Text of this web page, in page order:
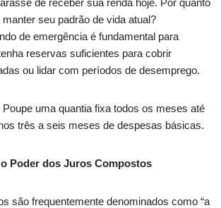
seu padrão de vida atual?
de emergência é fundamental para
reservas suficientes para cobrir
ou lidar com períodos de desemprego.
uma quantia fixa todos os meses até
três a seis meses de despesas básicas.
Poder dos Juros Compostos
são frequentemente denominados como “a